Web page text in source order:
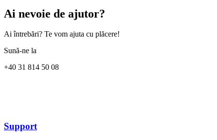
Este foarte ușor să vă mutați domeniile la IONOS și vă puteți
al domeniului dumneavoastră sau toată muncă deja investită în
Ai nevoie de ajutor?
Ai întrebări? Te vom ajuta cu plăcere!
Sună-ne la
+40 31 814 50 08
Support